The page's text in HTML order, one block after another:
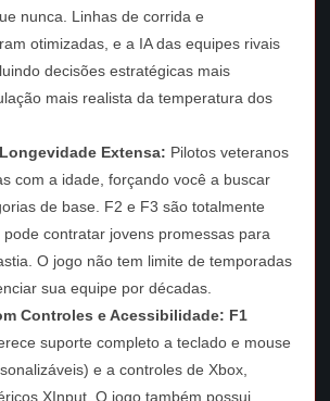
nunca. Linhas de corrida e
otimizadas, e a IA das equipes rivais
decisões estratégicas mais
mais realista da temperatura dos
Extensa: Pilotos veteranos
com a idade, forçando você a buscar
de base. F2 e F3 são totalmente
contratar jovens promessas para
O jogo não tem limite de temporadas
sua equipe por décadas.
Controles e Acessibilidade: F1
suporte completo a teclado e mouse
e a controles de Xbox,
XInput. O jogo também possui